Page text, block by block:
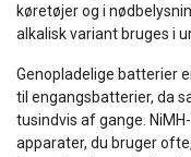
køretøjer og i
alkalisk variant bruges i
Genopladelige batterier
til engangsbatterier, da
tusindvis af gange.
apparater, du bruger